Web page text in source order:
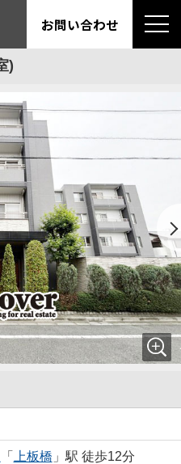
お問い合わせ
)
「 上板橋 」駅 徒歩12分